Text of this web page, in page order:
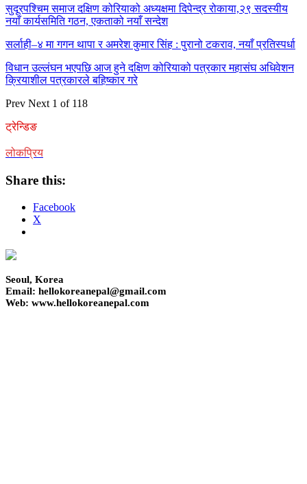
सुदूरपश्चिम समाज दक्षिण कोरियाको अध्यक्षमा दिपेन्द्र रोकाया,२९ सदस्यीय
नयाँ कार्यसमिति गठन, एकताको नयाँ सन्देश
सर्लाही–४ मा गगन थापा र अमरेश कुमार सिंह : पुरानो टकराव, नयाँ प्रतिस्पर्धा
विधान उल्लंघन भएपछि आज हुने दक्षिण कोरियाको पत्रकार महासंघ अधिवेशन
क्रियाशील पत्रकारले बहिष्कार गरे
Prev Next 1 of 118
ट्रेन्डिङ
लोकप्रिय
Share this:
Facebook
X
Seoul, Korea
Email: hellokoreanepal@gmail.com
Web: www.hellokoreanepal.com